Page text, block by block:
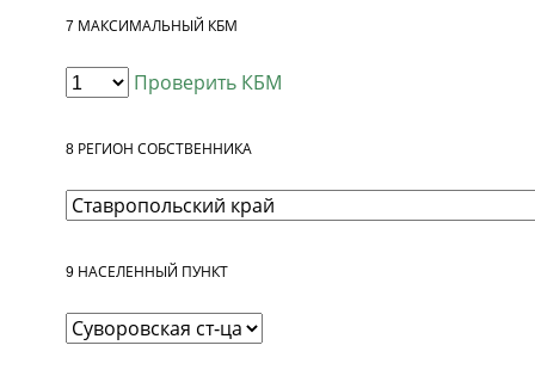
7 МАКСИМАЛЬНЫЙ КБМ
Проверить КБМ
8 РЕГИОН СОБСТВЕННИКА
9 НАСЕЛЕННЫЙ ПУНКТ